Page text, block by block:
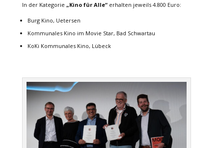
In der Kategorie „Kino für Alle“erhalten jeweils 4.800 Euro:
Burg Kino, Uetersen
Kommunales Kino im Movie Star, Bad Schwartau
KoKi Kommunales Kino, Lübeck